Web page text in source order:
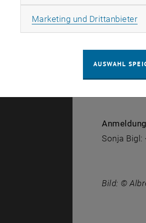
Mag.
und
Zeit & Ort:
15.
Sonja
Bild: ©
Marketing und Drittanbieter
AUSWAHL